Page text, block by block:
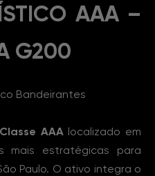
AAA –
G200
Bandeirantes
Classe AAAlocalizado em
mais estratégicas para
Paulo. O ativo integra o